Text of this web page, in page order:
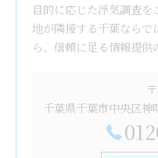
目的に応じた浮気調査
地が隣接する千葉なら
ら、信頼に足る情報提供
千葉県千葉市中央区神